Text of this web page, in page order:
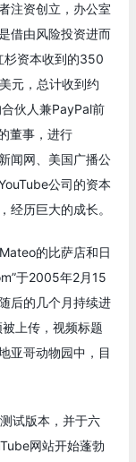
注资创立，办公室
借由风险投资进而
杉资本收到的350
元，总计收到约
伙人兼PayPal前
董事，进行
闻网、美国广播公
公司的资本
经历巨大的成长。
的比萨店和日
于2005年2月15
后的几个月持续进
上传，视频标题
亚哥动物园中，目
试版本，并于六
网站开始蓬勃